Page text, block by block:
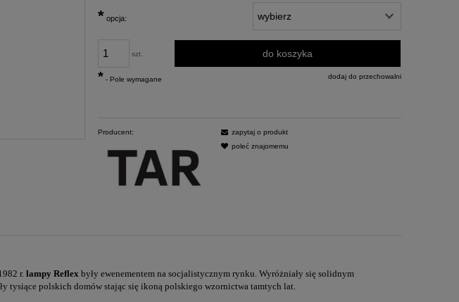
* opcja:
szt. do koszyka
dodaj do przechowalni
* - Pole wymagane
Producent:
zapytaj o produkt
poleć znajomemu
r. lampy Reflex były ewenementem na socjalistycznym rynku. Wyróżniały się solidnym
tysiące polskich domów stając się ikoną polskiego wzornictwa tamtych lat.